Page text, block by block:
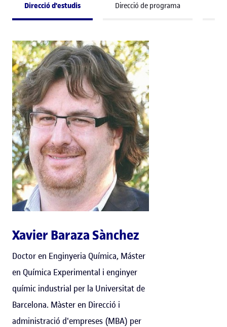
Direcció d'estudis Direcció de programa
Xavier Baraza Sànchez
Doctor en Enginyeria Química, Máster
en Química Experimental i enginyer
químic industrial per la Universitat de
Barcelona. Màster en Direcció i
administració d'empreses (MBA) per